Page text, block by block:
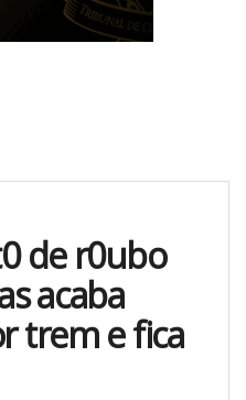
de r0ubo
acaba
trem e fica